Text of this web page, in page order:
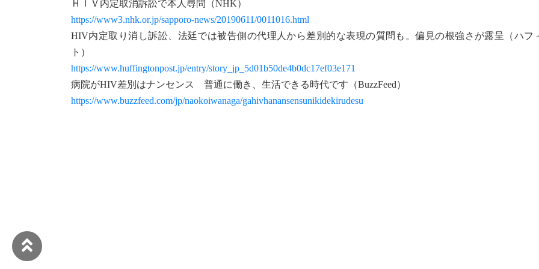
ＨＩＶ内定取消訴訟で本人尋問（NHK）
https://www3.nhk.or.jp/sapporo-news/20190611/0011016.html
HIV内定取り消し訴訟、法廷では被告側の代理人から差別的な表現の質問も。偏見の根強さが露呈（ハフ
ト）
https://www.huffingtonpost.jp/entry/story_jp_5d01b50de4b0dc17ef03e171
病院がHIV差別はナンセンス 普通に働き、生活できる時代です（BuzzFeed）
https://www.buzzfeed.com/jp/naokoiwanaga/gahivhanansensunikidekirudesu